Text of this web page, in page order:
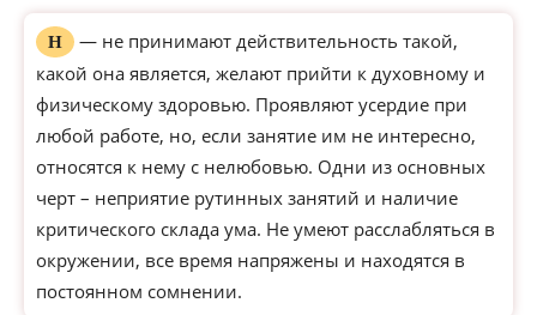
Н
— не принимают действительность такой,
какой она является, желают прийти к духовному и
физическому здоровью. Проявляют усердие при
любой работе, но, если занятие им не интересно,
относятся к нему с нелюбовью. Одни из основных
черт – неприятие рутинных занятий и наличие
критического склада ума. Не умеют расслабляться в
окружении, все время напряжены и находятся в
постоянном сомнении.